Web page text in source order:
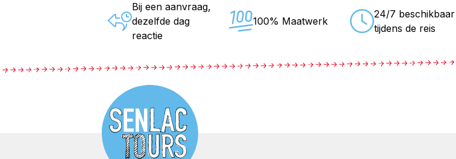
Bij een aanvraag,
dezelfde dag
reactie
100% Maatwerk
24/7 beschikbaar
tijdens de reis